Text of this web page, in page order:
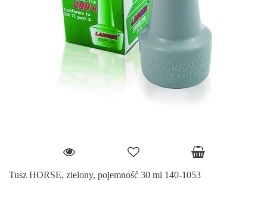
Tusz HORSE, zielony, pojemność 30 ml 140-1053